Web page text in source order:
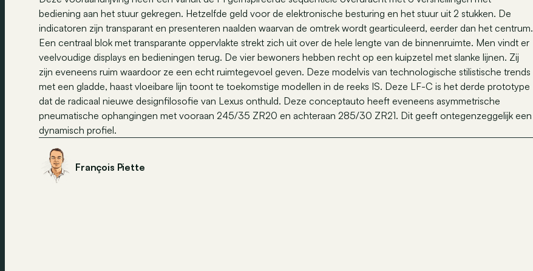
bediening aan het stuur gekregen. Hetzelfde geld voor de elektronische besturing en het stuur uit 2 stukken. De
indicatoren zijn transparant en presenteren naalden waarvan de omtrek wordt gearticuleerd, eerder dan het centrum.
Een centraal blok met transparante oppervlakte strekt zich uit over de hele lengte van de binnenruimte. Men vindt er
veelvoudige displays en bedieningen terug. De vier bewoners hebben recht op een kuipzetel met slanke lijnen. Zij
zijn eveneens ruim waardoor ze een echt ruimtegevoel geven. Deze modelvis van technologische stilistische trends
met een gladde, haast vloeibare lijn toont te toekomstige modellen in de reeks IS. Deze LF-C is het derde prototype
dat de radicaal nieuwe designfilosofie van Lexus onthuld. Deze conceptauto heeft eveneens asymmetrische
pneumatische ophangingen met vooraan 245/35 ZR20 en achteraan 285/30 ZR21. Dit geeft ontegenzeggelijk een
dynamisch profiel.
François Piette